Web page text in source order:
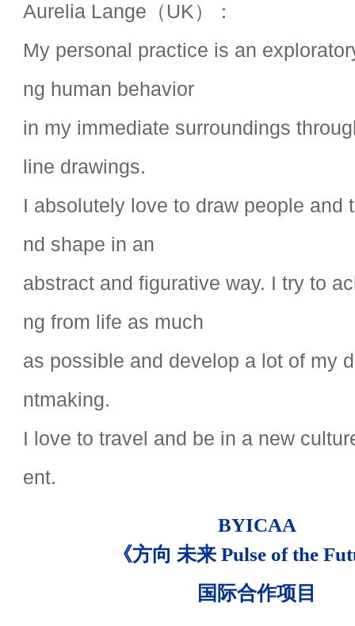
Aurelia Lange（UK）：
My personal practice is an
ng human behavior
in my immediate surroundings
line drawings.
I absolutely love to draw people and
nd shape in an
abstract and figurative way. I try to
ng from life as much
as possible and develop a lot of my
ntmaking.
I love to travel and be in a new
ent.
BYICAA
《方向 未来 Pulse of the
国际合作项目